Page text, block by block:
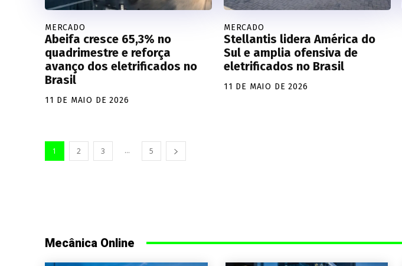
MERCADO
Abeifa cresce 65,3% no
quadrimestre e reforça
avanço dos eletrificados no
Brasil
11 DE MAIO DE 2026
MERCADO
Stellantis lidera América do
Sul e amplia ofensiva de
eletrificados no Brasil
11 DE MAIO DE 2026
1 2 3 ... 5
Mecânica Online